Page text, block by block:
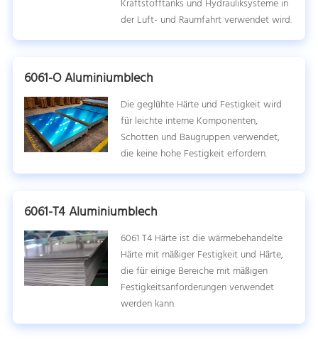
Kraftstofftanks und Hydrauliksysteme in
der Luft- und Raumfahrt verwendet wird.
6061-O Aluminiumblech
Die geglühte Härte und Festigkeit wird
für leichte interne Komponenten,
Schotten und Baugruppen verwendet,
die keine hohe Festigkeit erfordern.
6061-T4 Aluminiumblech
6061 T4 Härte ist die wärmebehandelte
Härte mit mäßiger Festigkeit und Härte,
die für einige Bereiche mit mäßigen
Festigkeitsanforderungen verwendet
werden kann.